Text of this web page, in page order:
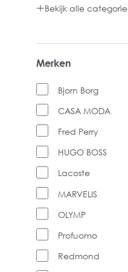
Bekijk alle
Merken
Bjorn Borg
CASA MODA
Fred Perry
HUGO BOSS
Lacoste
MARVELIS
OLYMP
Profuomo
Redmond